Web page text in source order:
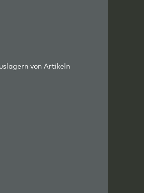
von Artikeln